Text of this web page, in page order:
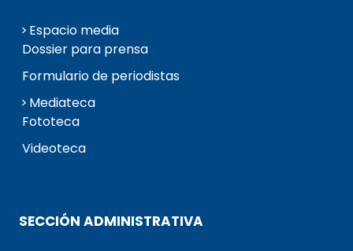
Espacio media
Dossier para prensa
Formulario de periodistas
Mediateca
Fototeca
Videoteca
SECCIÓN ADMINISTRATIVA